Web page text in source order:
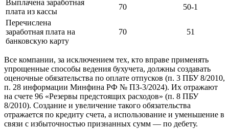
Выплачена заработная
плата из кассы
70
50-1
Перечислена
заработная плата на
банковскую карту
70 51
Все компании, за исключением тех, кто вправе применять
упрощенные способы ведения бухучета, должны создавать
оценочные обязательства по оплате отпусков (п. 3 ПБУ 8/2010,
п. 28 информации Минфина РФ № ПЗ-3/2024). Их отражают
на счете 96 «Резервы предстоящих расходов» (п. 8 ПБУ
8/2010). Создание и увеличение такого обязательства
отражается по кредиту счета, а использование и уменьшение в
связи с избыточностью признанных сумм — по дебету.